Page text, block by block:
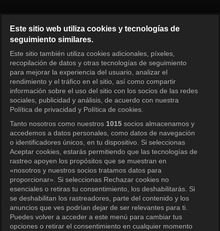
Iniciar sesión
Este sitio web utiliza cookies y tecnologías de
seguimiento similares.
Este sitio también utiliza cookies adicionales, píxeles,
recopilación de datos y otras tecnologías de seguimiento
para mejorar la experiencia del usuario, analizar el
rendimiento y el tráfico en el sitio, así como compartir
información sobre el uso del sitio con los socios de las redes
sociales, publicidad y análisis, de acuerdo con nuestra
Política de privacidad y Política de cookies.
Tanto nosotros como nuestros 1015 socios almacenamos y
accedemos a datos personales, como datos de navegación
o identificadores únicos, en tu dispositivo. Si seleccionas
Aceptar cookies, estarás permitiendo que las tecnologías de
rastreo apoyen los propósitos que se muestran en
«nosotros y nuestros socios tratamos datos para
proporcionar». Si seleccionas Rechazar cookies no
esenciales o retiras tu consentimiento, los deshabilitarás. Si
se deshabilitan los rastreadores, parte del contenido y los
anuncios que ves podrían dejar de ser relevantes para ti.
Puedes volver a acceder a este menú para cambiar tus
opciones o retirar el consentimiento en cualquier momento